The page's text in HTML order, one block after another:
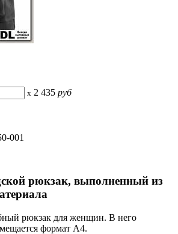
x 2 435 руб
001
рюкзак, выполненный из
рюкзак для женщин. В него
формат A4.